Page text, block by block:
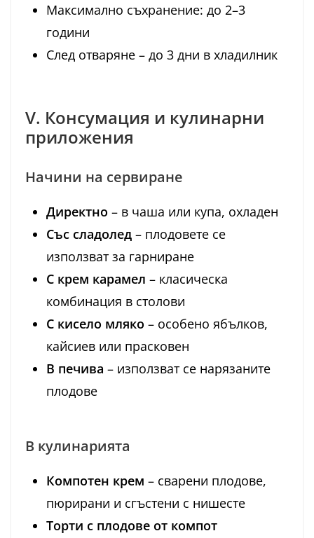
Максимално съхранение: до 2–3
години
След отваряне – до 3 дни в хладилник
V. Консумация и кулинарни
приложения
Начини на сервиране
Директно – в чаша или купа, охладен
Със сладолед – плодовете се
използват за гарниране
С крем карамел – класическа
комбинация в столови
С кисело мляко – особено ябълков,
кайсиев или прасковен
В печива – използват се нарязаните
плодове
В кулинарията
Компотен крем – сварени плодове,
пюрирани и сгъстени с нишесте
Торти с плодове от компот